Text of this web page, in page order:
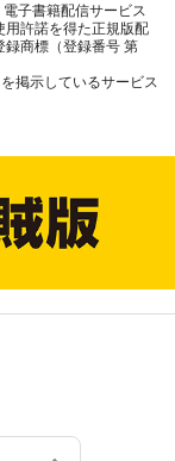
子書籍配信サービス
用許諾を得た正規版配
録商標（登録番号 第
掲示しているサービス